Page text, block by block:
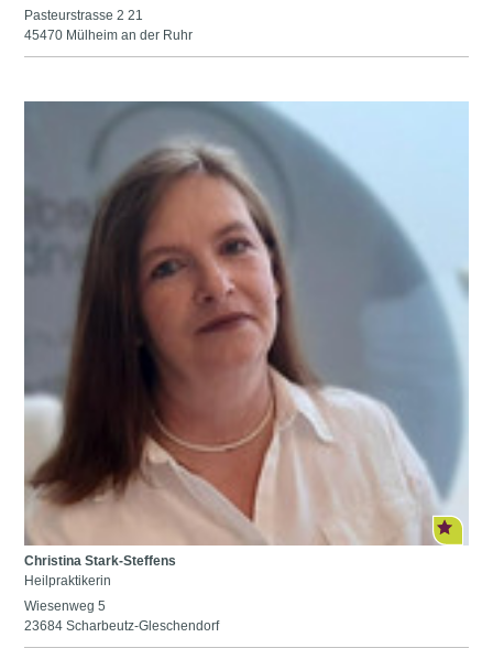
Pasteurstrasse 2 21
45470 Mülheim an der Ruhr
Christina Stark-Steffens
Heilpraktikerin
Wiesenweg 5
23684 Scharbeutz-Gleschendorf